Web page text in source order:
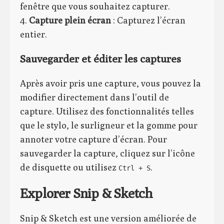
fenêtre que vous souhaitez capturer.
4. Capture plein écran : Capturez l’écran
entier.
Sauvegarder et éditer les captures
Après avoir pris une capture, vous pouvez la
modifier directement dans l’outil de
capture. Utilisez des fonctionnalités telles
que le stylo, le surligneur et la gomme pour
annoter votre capture d’écran. Pour
sauvegarder la capture, cliquez sur l’icône
de disquette ou utilisez Ctrl + S.
Explorer Snip & Sketch
Snip & Sketch est une version améliorée de